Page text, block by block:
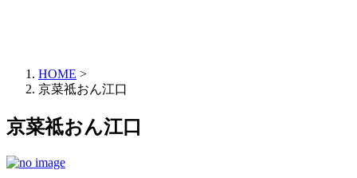
HOME >
京菜祗おん江口
京菜祗おん江口